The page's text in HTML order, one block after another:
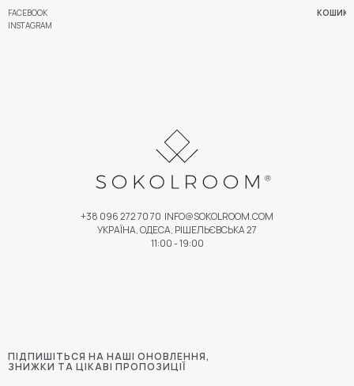
FACEBOOK КОШИК
ПІДПИШІТЬСЯ НА НАШІ ОНОВЛЕННЯ,
ЗНИЖКИ ТА ЦІКАВІ ПРОПОЗИЦІЇ
+38 096 272 70 70 INFO@SOKOLROOM.COM
УКРАЇНА, ОДЕСА, РІШЕЛЬЄВСЬКА 27
11:00 - 19:00
INSTAGRAM